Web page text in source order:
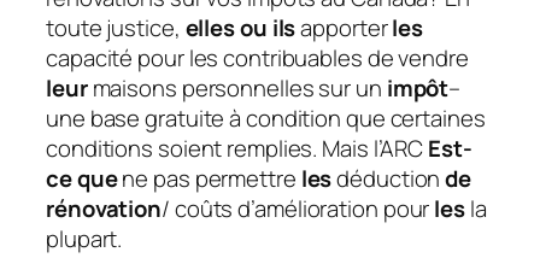
toute justice, elles ou ilsapporterles
capacité pour les contribuables de vendre
leurmaisons personnelles sur un impôt–
une base gratuite à condition que certaines
conditions soient remplies. Mais l’ARCEst-
ce quene pas permettre lesdéductionde
rénovation/ coûts d’amélioration pourlesla
plupart.